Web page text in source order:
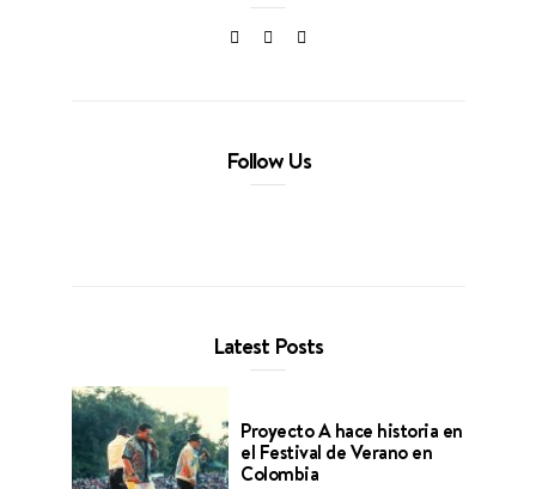
Follow Us
Latest Posts
Proyecto A hace historia en
el Festival de Verano en
Colombia